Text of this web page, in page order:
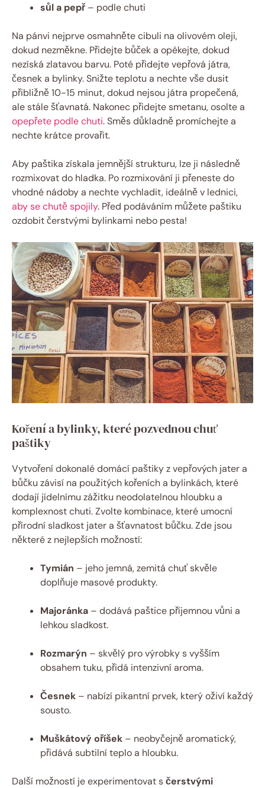
sůl a pepř – podle chuti
Na pánvi nejprve osmahněte cibuli na olivovém oleji,
dokud nezměkne. Přidejte bůček a opékejte, dokud
nezíská zlatavou barvu. Poté přidejte vepřová játra,
česnek a bylinky. Snižte teplotu a nechte vše dusit
přibližně 10-15 minut, dokud nejsou játra propečená,
ale stále šťavnatá. Nakonec přidejte smetanu, osolte a
opepřete podle chuti. Směs důkladně promíchejte a
nechte krátce provařit.
Aby paštika získala jemnější strukturu, lze ji následně
rozmixovat do hladka. Po rozmixování ji přeneste do
vhodné nádoby a nechte vychladit, ideálně v lednici,
aby se chutě spojily. Před podáváním můžete paštiku
ozdobit čerstvými bylinkami nebo pesta!
Koření a bylinky, které pozvednou chuť
paštiky
Vytvoření dokonalé domácí paštiky z vepřových jater a
bůčku závisí na použitých kořeních a bylinkách, které
dodají jídelnímu zážitku neodolatelnou hloubku a
komplexnost chuti. Zvolte kombinace, které umocní
přírodní sladkost jater a šťavnatost bůčku. Zde jsou
některé z nejlepších možností:
Tymián – jeho jemná, zemitá chuť skvěle
doplňuje masové produkty.
Majoránka – dodává paštice příjemnou vůni a
lehkou sladkost.
Rozmarýn – skvělý pro výrobky s vyšším
obsahem tuku, přidá intenzivní aroma.
Česnek – nabízí pikantní prvek, který oživí každý
sousto.
Muškátový oříšek – neobyčejně aromatický,
přidává subtilní teplo a hloubku.
Další možností je experimentovat sčerstvými